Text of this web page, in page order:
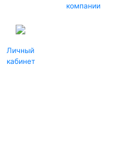
компании
Личный
кабинет